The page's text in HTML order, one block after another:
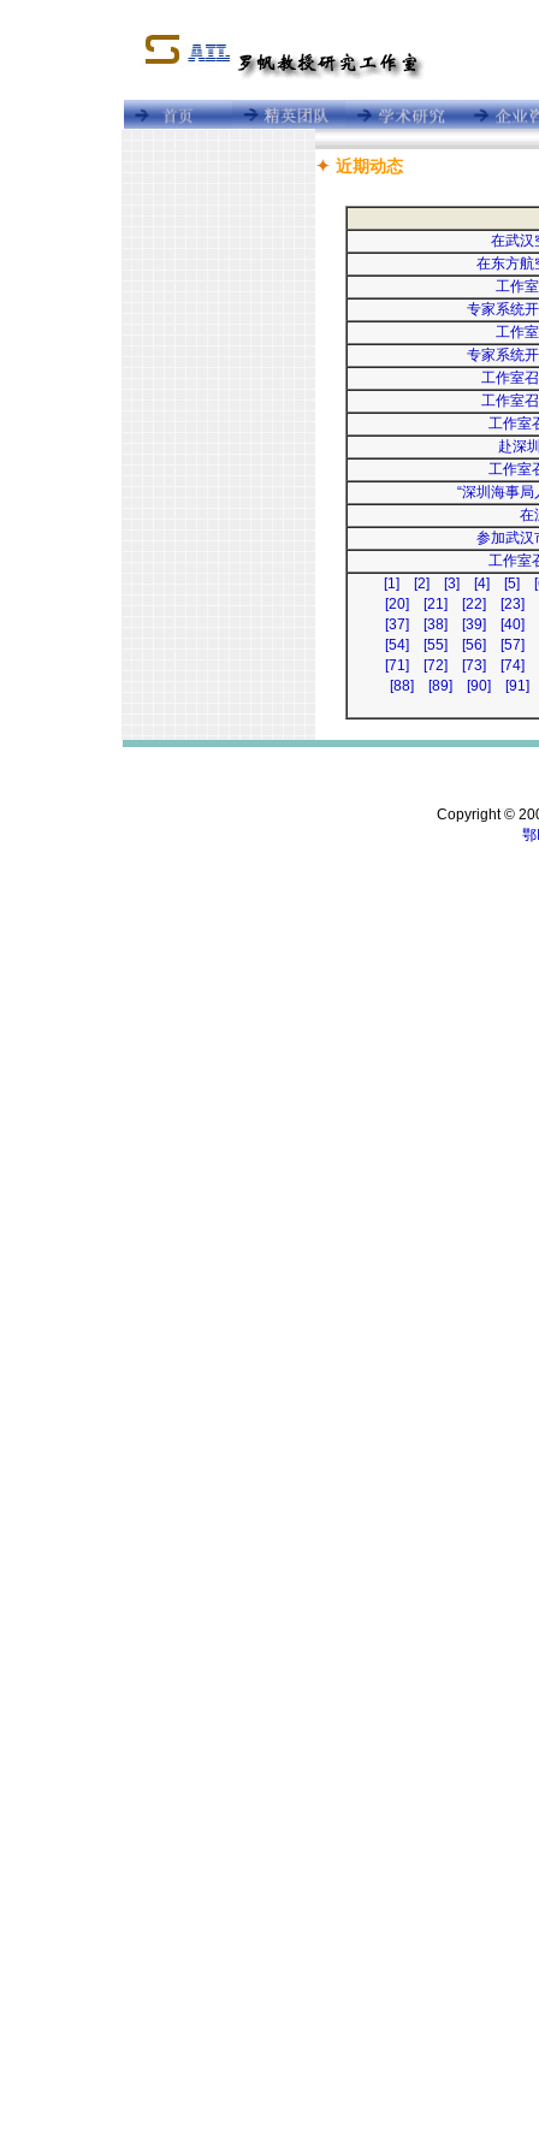
近期动态
在武汉
在东方航
工作
专家系统
工作
专家系统
工作室
工作室
工作室
赴深
工作室
“深圳海事
在
参加武汉
工作室
[1]
[2] [3] [4] [5]
[20]
[21] [22] [23]
[37]
[38] [39] [40]
[54]
[55] [56] [57]
[71]
[72] [73] [74]
[88]
[89] [90] [91]
Copyright ©